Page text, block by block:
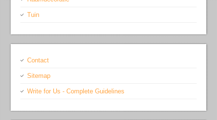
Tuin
Contact
Sitemap
Write for Us - Complete Guidelines